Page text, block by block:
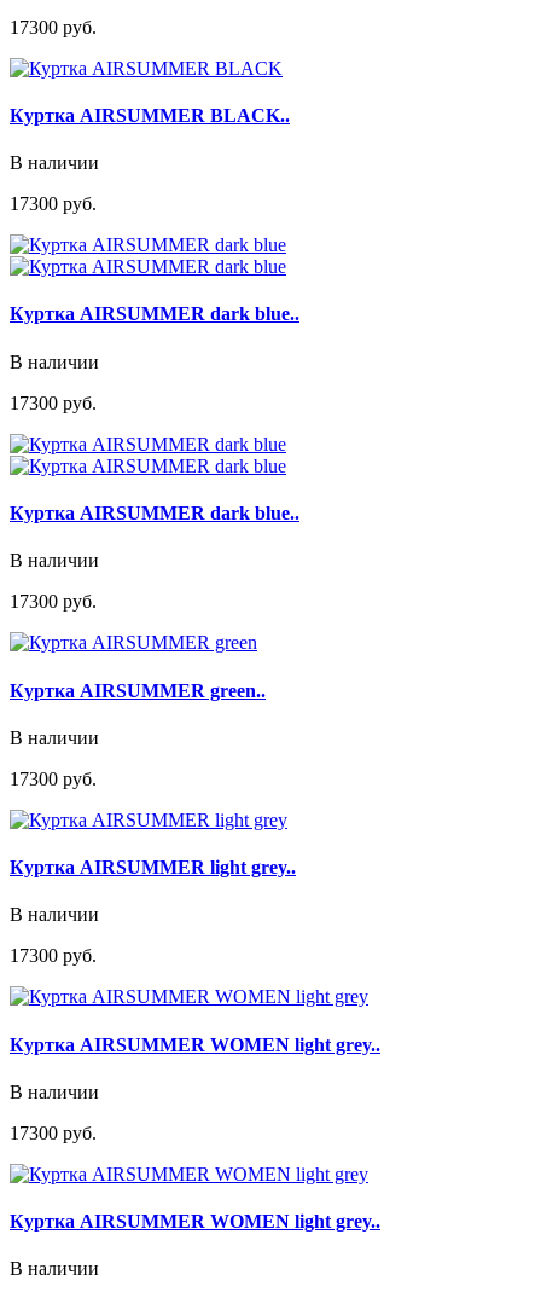
17300 руб.
Куртка AIRSUMMER BLACK..
В наличии
17300 руб.
Куртка AIRSUMMER dark blue..
В наличии
17300 руб.
Куртка AIRSUMMER dark blue..
В наличии
17300 руб.
Куртка AIRSUMMER green..
В наличии
17300 руб.
Куртка AIRSUMMER light grey..
В наличии
17300 руб.
Куртка AIRSUMMER WOMEN light grey..
В наличии
17300 руб.
Куртка AIRSUMMER WOMEN light grey..
В наличии